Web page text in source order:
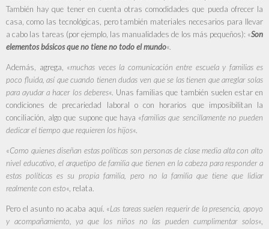
También hay que tener en cuenta otras comodidades que pueda ofrecer la
casa, como las tecnológicas, pero también materiales necesarios para llevar
a cabo las tareas (por ejemplo, las manualidades de los más pequeños): «Son
elementos básicos que no tiene no todo el mundo«.
Además, agrega, «muchas veces la comunicación entre escuela y familias es
poco fluida, así que cuando tienen dudas ven que se las tienen que arreglar solas
para ayudar a hacer los deberes«. Unas familias que también suelen estar en
condiciones de precariedad laboral o con horarios que imposibilitan la
conciliación, algo que supone que haya «familias que sencillamente no pueden
dedicar el tiempo que requieren los hijos«.
«Como quienes diseñan estas políticas son personas de clase media alta con alto
nivel educativo, el arquetipo de familia que tienen en la cabeza para responder a
estas políticas es su propia familia, pero no la familia que tiene que lidiar
realmente con esto«, relata.
Pero el asunto no acaba aquí. «Las tareas suelen requerir de la presencia, apoyo
y acompañamiento, ya que los niños no las pueden cumplimentar solos«,